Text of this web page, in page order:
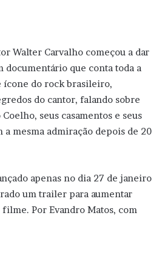
Walter Carvalho começou a dar
que conta toda a
ícone do rock brasileiro,
do cantor, falando sobre
seus casamentos e seus
a mesma admiração depois de 20
apenas no dia 27 de janeiro
um trailer para aumentar
Por Evandro Matos, com